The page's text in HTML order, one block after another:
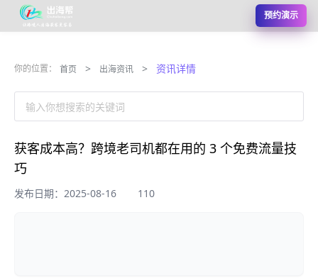
预约演示
你的位置： 首页 > 出海资讯 > 资讯详情
输入你想搜索的关键词
获客成本高？跨境老司机都在用的 3 个免费流量技
巧
发布日期：2025-08-16 110